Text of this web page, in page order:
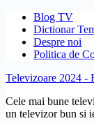
Blog TV
Dictionar
Despre noi
Politica de
Televizoare 2024 -
Cele mai bune
un televizor bun si